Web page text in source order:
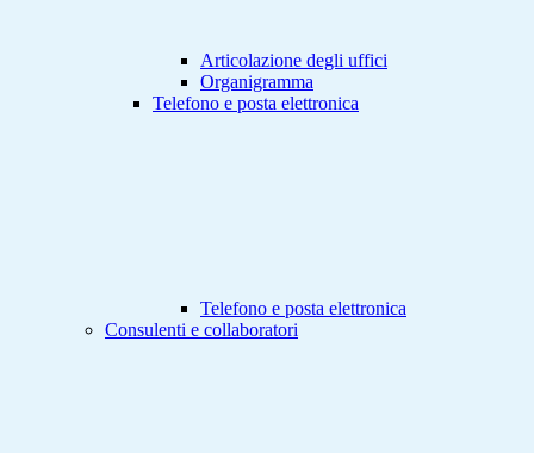
Articolazione degli uffici
Organigramma
Telefono e posta elettronica
Telefono e posta elettronica
Consulenti e collaboratori